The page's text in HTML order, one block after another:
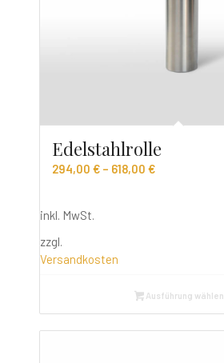
Edelstahlrolle
294,00 €– 618,00 €
inkl. MwSt.
zzgl.
Versandkosten
Ausführung wählen